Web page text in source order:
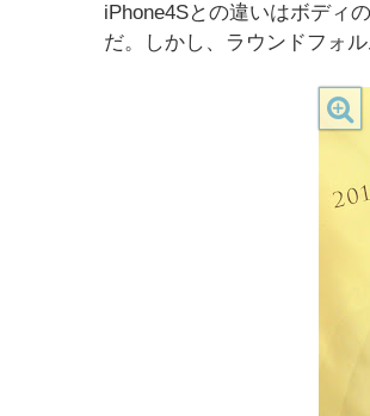
iPhone4Sとの違いはボディ
だ。しかし、ラウンドフォ